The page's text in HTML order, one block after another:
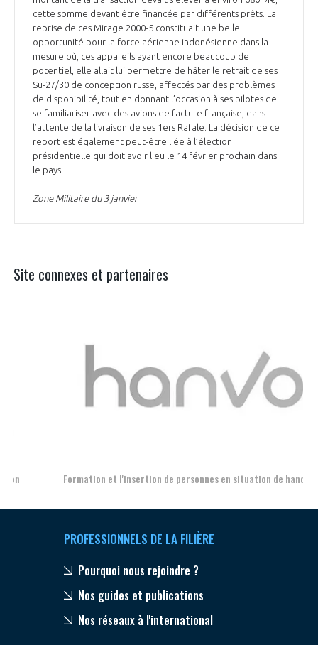
cette somme devant être financée par différents prêts. La
reprise de ces Mirage 2000-5 constituait une belle
opportunité pour la force aérienne indonésienne dans la
mesure où, ces appareils ayant encore beaucoup de
potentiel, elle allait lui permettre de hâter le retrait de ses
Su-27/30 de conception russe, affectés par des problèmes
de disponibilité, tout en donnant l’occasion à ses pilotes de
se familiariser avec des avions de facture française, dans
l’attente de la livraison de ses 1ers Rafale. La décision de ce
report est également peut-être liée à l’élection
présidentielle qui doit avoir lieu le 14 février prochain dans
le pays.
Zone Militaire du 3 janvier
Site connexes et partenaires
Formation et l'insertion de personnes en situation de handicap
PROFESSIONNELS DE LA FILIÈRE
Pourquoi nous rejoindre ?
Nos guides et publications
Nos réseaux à l'international